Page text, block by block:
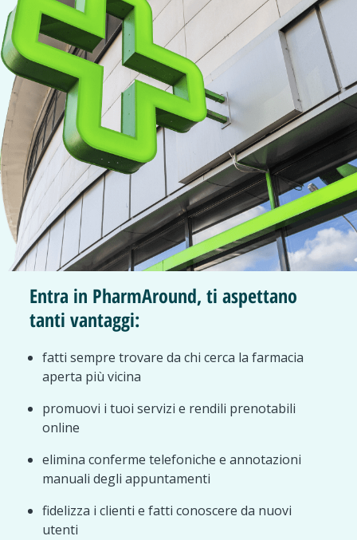
Entra in PharmAround, ti aspettano
tanti vantaggi:
fatti sempre trovare da chi cerca la farmacia
aperta più vicina
promuovi i tuoi servizi e rendili prenotabili
online
elimina conferme telefoniche e annotazioni
manuali degli appuntamenti
fidelizza i clienti e fatti conoscere da nuovi
utenti